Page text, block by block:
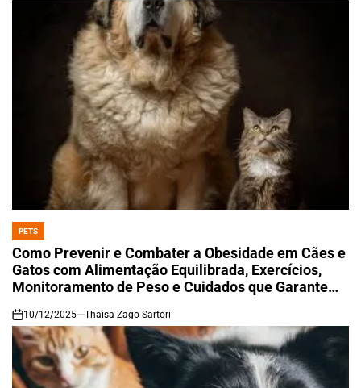
POSTED
IN
PETS
Como Prevenir e Combater a Obesidade em Cães e
Gatos com Alimentação Equilibrada, Exercícios,
Monitoramento de Peso e Cuidados que Garantem
on
10/12/2025 Thaisa Zago Sartori